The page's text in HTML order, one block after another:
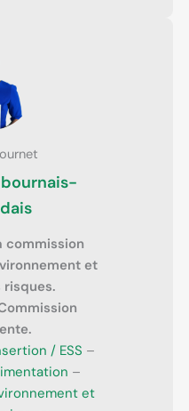
commission
et
risques.
/ ESS –
–
et